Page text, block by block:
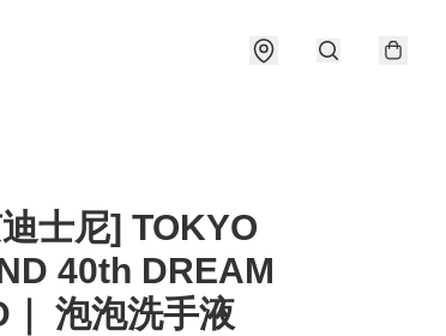
士尼] TOKYO
40th DREAM
泡泡洗手液